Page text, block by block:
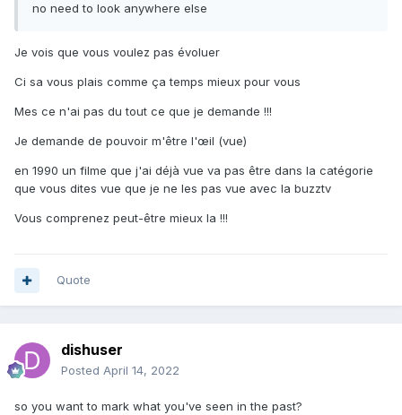
no need to look anywhere else
Je vois que vous voulez pas évoluer
Ci sa vous plais comme ça temps mieux pour vous
Mes ce n'ai pas du tout ce que je demande !!!
Je demande de pouvoir m'être l'œil (vue)
en 1990 un filme que j'ai déjà vue va pas être dans la catégorie
que vous dites vue que je ne les pas vue avec la buzztv
Vous comprenez peut-être mieux la !!!
Quote
dishuser
Posted April 14, 2022
so you want to mark what you've seen in the past?